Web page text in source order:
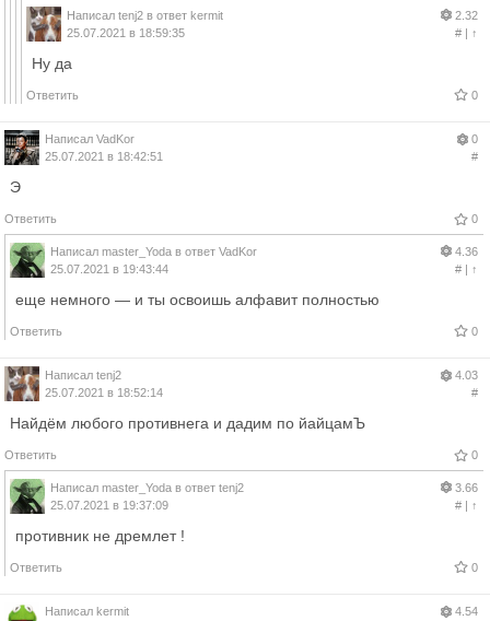
Написал tenj2 в ответ kermit
25.07.2021 в 18:59:35
2.32
#| ↑
Ну да
Ответить 0
Написал VadKor
25.07.2021 в 18:42:51
0
#
Э
Ответить 0
Написал master_Yoda в ответ VadKor
25.07.2021 в 19:43:44
4.36
#| ↑
еще немного — и ты освоишь алфавит полностью
Ответить 0
Написал tenj2
25.07.2021 в 18:52:14
4.03
#
Найдём любого противнега и дадим по йайцамЪ
Ответить 0
Написал master_Yoda в ответ tenj2
25.07.2021 в 19:37:09
3.66
#| ↑
противник не дремлет !
Ответить 0
Написал kermit
4.54